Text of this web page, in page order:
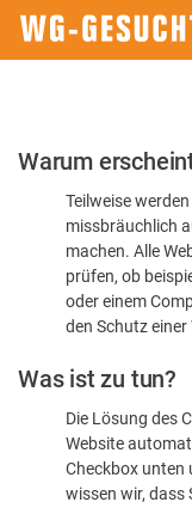
Bitte
dass
sind
Warum
Teilweise
missbräuchlich
machen. Alle
prüfen, ob
oder einem
den Schutz
Was ist zu tun?
Die Lösung des
Website
Checkbox unten
wissen wir, dass